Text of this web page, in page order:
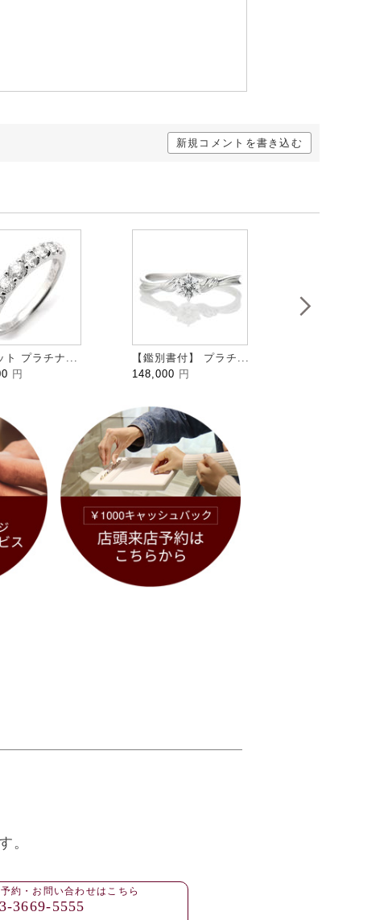
新規コメントを書き込む
ト プラチナ...
円
【鑑別書付】 プラチ...
148,000 円
。
約・お問い合わせはこちら
3669-5555